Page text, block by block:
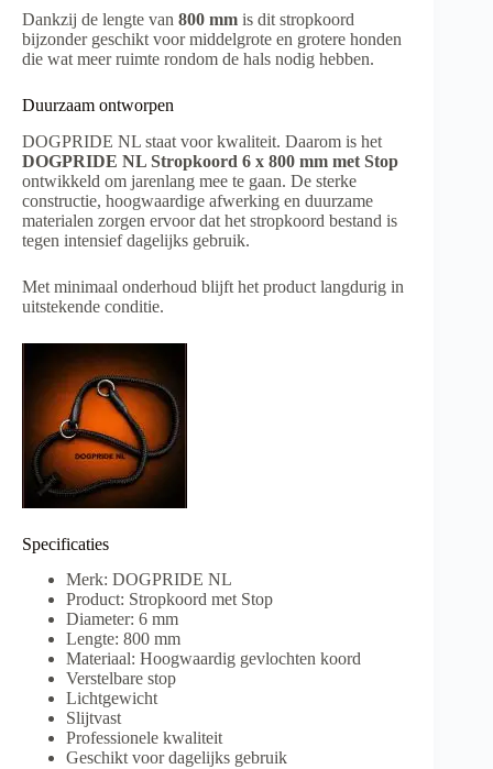
Dankzij de lengte van 800 mm is dit stropkoord
bijzonder geschikt voor middelgrote en grotere honden
die wat meer ruimte rondom de hals nodig hebben.
Duurzaam ontworpen
DOGPRIDE NL staat voor kwaliteit. Daarom is het
DOGPRIDE NL Stropkoord 6 x 800 mm met Stop
ontwikkeld om jarenlang mee te gaan. De sterke
constructie, hoogwaardige afwerking en duurzame
materialen zorgen ervoor dat het stropkoord bestand is
tegen intensief dagelijks gebruik.
Met minimaal onderhoud blijft het product langdurig in
uitstekende conditie.
Specificaties
Merk: DOGPRIDE NL
Product: Stropkoord met Stop
Diameter: 6 mm
Lengte: 800 mm
Materiaal: Hoogwaardig gevlochten koord
Verstelbare stop
Lichtgewicht
Slijtvast
Professionele kwaliteit
Geschikt voor dagelijks gebruik